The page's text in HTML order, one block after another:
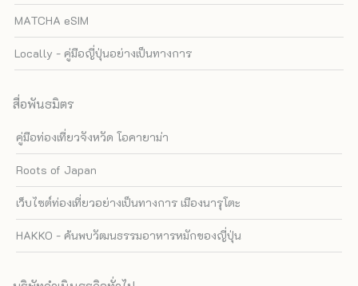
MATCHA eSIM
Locally - คู่มือญี่ปุ่นอย่างเป็นทางการ
สื่อพันธมิตร
คู่มือท่องเที่ยวจังหวัด โอคายาม่า
Roots of Japan
เว็บไซต์ท่องเที่ยวอย่างเป็นทางการ เมืองนารุโตะ
HAKKO - ค้นพบวัฒนธรรมอาหารหมักของญี่ปุ่น